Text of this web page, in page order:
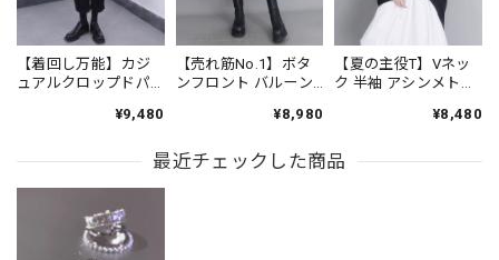
【着回し万能】カジ
ュアルクロップドパ
¥9,480
【売れ筋No.1】ボタ
ンフロント バルーン
パンツ 1color PT0407
¥8,980
【夏の主役T】Vネッ
ク 半袖 アシンメトリ
ソー 1color T0508¥8,480
最近チェックした商品